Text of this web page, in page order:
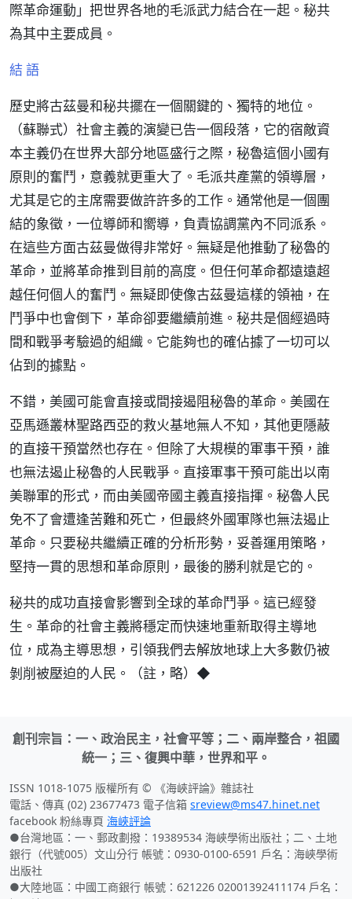
際革命運動」把世界各地的毛派武力結合在一起。秘共
為其中主要成員。
結 語
歷史將古茲曼和秘共擺在一個關鍵的、獨特的地位。
（蘇聯式）社會主義的演變已告一個段落，它的宿敵資
本主義仍在世界大部分地區盛行之際，秘魯這個小國有
原則的奮鬥，意義就更重大了。毛派共產黨的領導層，
尤其是它的主席需要做許許多的工作。通常他是一個團
結的象徵，一位導師和嚮導，負責協調黨內不同派系。
在這些方面古茲曼做得非常好。無疑是他推動了秘魯的
革命，並將革命推到目前的高度。但任何革命都遠遠超
越任何個人的奮鬥。無疑即使像古茲曼這樣的領袖，在
鬥爭中也會倒下，革命卻要繼續前進。秘共是個經過時
間和戰爭考驗過的組織。它能夠也的確佔據了一切可以
佔到的據點。
不錯，美國可能會直接或間接遏阻秘魯的革命。美國在
亞馬遜叢林聖路西亞的救火基地無人不知，其他更隱蔽
的直接干預當然也存在。但除了大規模的軍事干預，誰
也無法遏止秘魯的人民戰爭。直接軍事干預可能出以南
美聯軍的形式，而由美國帝國主義直接指揮。秘魯人民
免不了會遭逢苦難和死亡，但最終外國軍隊也無法遏止
革命。只要秘共繼續正確的分析形勢，妥善運用策略，
堅持一貫的思想和革命原則，最後的勝利就是它的。
秘共的成功直接會影響到全球的革命鬥爭。這已經發
生。革命的社會主義將穩定而快速地重新取得主導地
位，成為主導思想，引領我們去解放地球上大多數仍被
剝削被壓迫的人民。（註，略）◆
創刊宗旨：一、政治民主，社會平等；二、兩岸整合，祖國
統一；三、復興中華，世界和平。
ISSN 1018-1075 版權所有 © 《海峽評論》雜誌社
電話、傳真 (02) 23677473 電子信箱 sreview@ms47.hinet.net
facebook 粉絲專頁 海峽評論
●台灣地區：一、郵政劃撥：19389534 海峽學術出版社；二、土地
銀行（代號005）文山分行 帳號：0930-0100-6591 戶名：海峽學術
出版社
●大陸地區：中國工商銀行 帳號：621226 02001392411174 戶名：